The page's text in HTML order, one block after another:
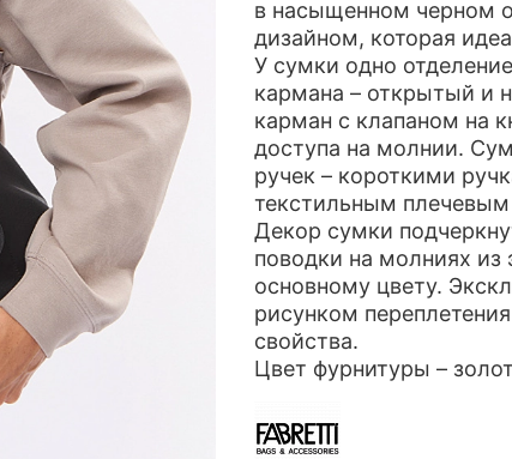
в насыщенном черном
дизайном, которая
У сумки одно
кармана – открытый и
карман с клапаном на
доступа на молнии.
ручек – короткими
текстильным
Декор сумки
поводки на молниях из
основному цвету.
рисунком
свойства.
Цвет фурнитуры –